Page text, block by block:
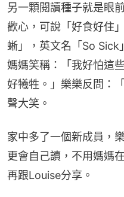
另一顆閱讀種子就是眼
歡心，可說「好食好住
蜥」，英文名「So Sick
媽媽笑稱：「我好怕這
好犧牲。」樂樂反問：
聲大笑。
家中多了一個新成員，
更會自己讀，不用媽媽
再跟Louise分享。